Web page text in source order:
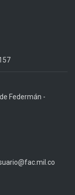
Federmán -